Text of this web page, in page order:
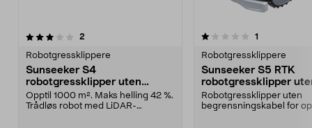
2
Robotgressklippere
Sunseeker S4
robotgressklipper uten
ledning, 1000 m2
Opptil 1000 m². Maks helling 42 %.
Trådløs robot med LiDAR-
1.0av 5 stjerner 1
Robotgressklippere
Sunseeker S5 RTK
robotgressklipper
begrensningskabel
Robotgressklipper uten
begrensningskabel for